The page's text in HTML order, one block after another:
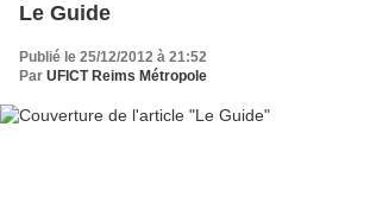
Le Guide
Publié le 25/12/2012 à 21:52
Par UFICT Reims Métropole